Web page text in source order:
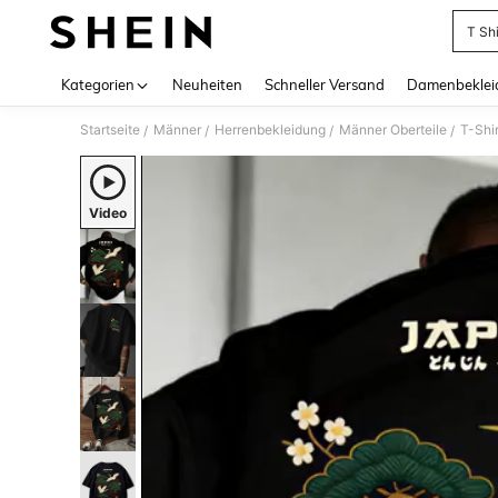
T
Kategorien Neuheiten Schneller Versand
Startseite / Männer / Herrenbekleidung / Männer Oberteile / T-
Video